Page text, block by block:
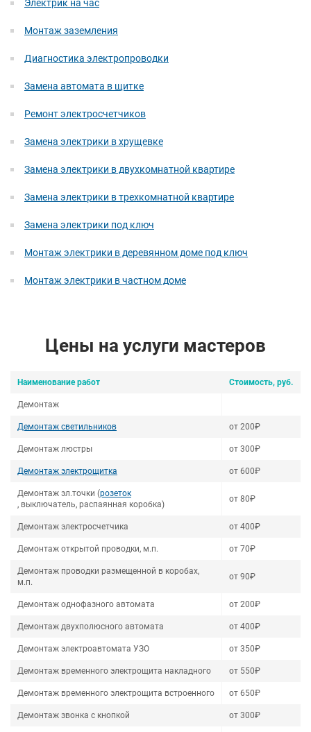
Электрик на час
Монтаж заземления
Диагностика электропроводки
Замена автомата в щитке
Ремонт электросчетчиков
Замена электрики в хрущевке
Замена электрики в двухкомнатной квартире
Замена электрики в трехкомнатной квартире
Замена электрики под ключ
Монтаж электрики в деревянном доме под ключ
Монтаж электрики в частном доме
Цены на услуги мастеров
Наименование работ Стоимость, руб.
Демонтаж
Демонтаж светильников от 200₽
Демонтаж люстры от 300₽
Демонтаж электрощитка от 600₽
Демонтаж эл.точки (розеток
, выключатель, распаянная коробка)
от 80₽
Демонтаж электросчетчика от 400₽
Демонтаж открытой проводки, м.п. от 70₽
Демонтаж проводки размещенной в коробах,
м.п.
от 90₽
Демонтаж однофазного автомата от 200₽
Демонтаж двухполюсного автомата от 400₽
Демонтаж электроавтомата УЗО от 350₽
Демонтаж временного электрощита накладного от 550₽
Демонтаж временного электрощита встроенного от 650₽
Демонтаж звонка с кнопкой от 300₽